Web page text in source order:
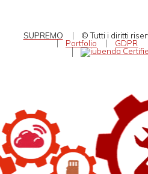
SUPREMO © Tutti i diritti
Portfolio
GDPR